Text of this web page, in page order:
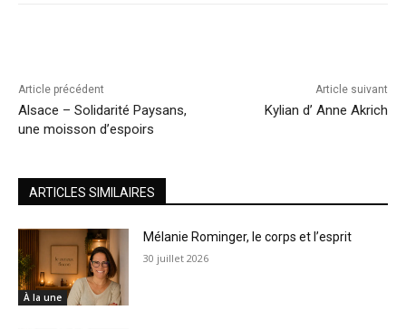
Article précédent
Alsace – Solidarité Paysans,
une moisson d’espoirs
Article suivant
Kylian d’ Anne Akrich
ARTICLES SIMILAIRES
À la une
Mélanie Rominger, le corps et l’esprit
30 juillet 2026